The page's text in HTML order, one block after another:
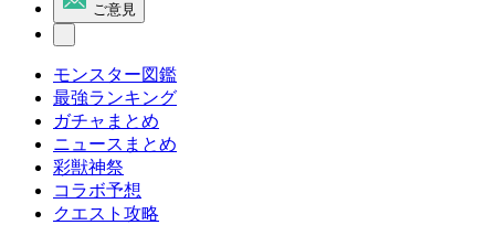
ご意見
モンスター図鑑
最強ランキング
ガチャまとめ
ニュースまとめ
彩獣神祭
コラボ予想
クエスト攻略